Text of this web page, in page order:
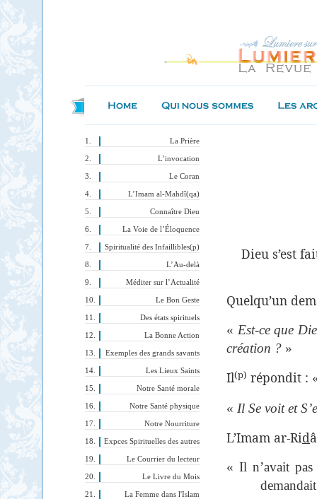
La Prière
L’invocation
Le Coran
L’Imam al-Mahdî(qa)
Connaître Dieu
La Voie de l’Éloquence
Spiritualité des Infaillibles(p)
L’Au-delà
Méditer sur l’Actualité
Le Bon Geste
Des états spirituels
La Bonne Action
Exemples des grands savants
Les Lieux Saints
Notre Santé morale
Notre Santé physique
Notre Nourriture
Expces Spirituelles des autres
Le Courrier du lecteur
Le Livre du Mois
La Femme dans l'Islam
Dieu s’est
Quelqu’un
« Est-ce que
création ? »
Il(p) répondit :
« Il Se voit et
L’Imam ar-Ridâ
« Il n’avait